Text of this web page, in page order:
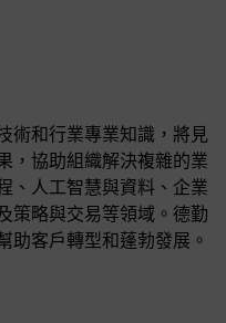
術和行業專業知識，將見
，協助組織解決複雜的業
、人工智慧與資料、企業
策略與交易等領域。德勤
助客戶轉型和蓬勃發展。